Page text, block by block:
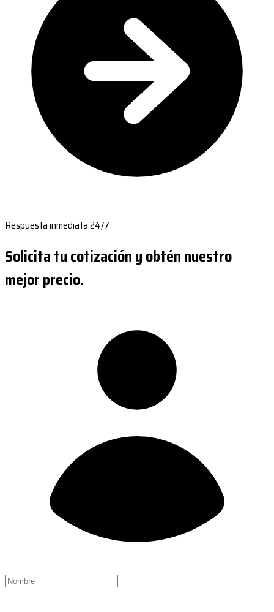
Respuesta inmediata 24/7
Solicita tu cotización y obtén nuestro
mejor precio.